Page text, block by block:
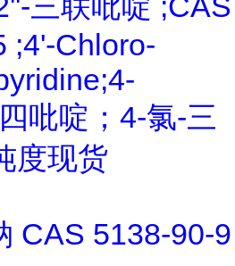
;4'-Chloro-
吡啶；4-氯-三
度现货
CAS 5138-90-9